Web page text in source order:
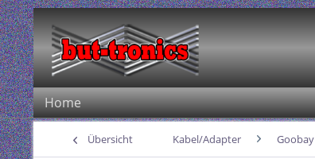
Home
Übersicht Kabel/Adapter Goobay